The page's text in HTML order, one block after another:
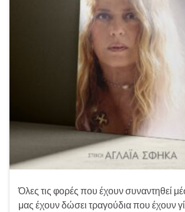
Όλες τις φορές που έχουν συναντηθεί
μας έχουν δώσει τραγούδια που έχουν